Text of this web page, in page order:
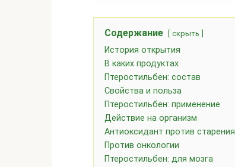
Содержание скрыть
История открытия
В каких продуктах
Птеростильбен: состав
Свойства и польза
Птеростильбен: применение
Действие на организм
Антиоксидант против старения
Против онкологии
Птеростильбен: для мозга